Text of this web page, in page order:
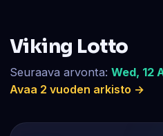
Viking Lotto
Seuraava arvonta: Wed, 12
Avaa 2 vuoden arkisto →